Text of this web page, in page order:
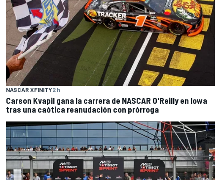
NASCAR XFINITY2 h
Carson Kvapil gana la carrera de NASCAR O'Reilly en Iowa
tras una caótica reanudación con prórroga